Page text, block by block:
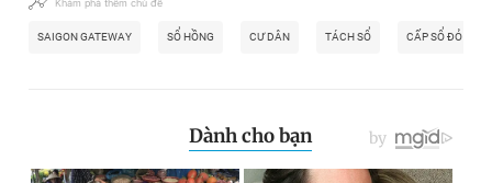
Khám phá thêm chủ đề
SAIGON GATEWAY SỔ HỒNG CƯ DÂN TÁCH SỔ CẤP SỔ ĐỎ